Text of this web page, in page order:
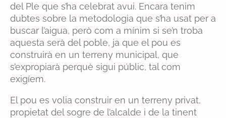
del Ple que s’ha celebrat avui. Encara tenim
dubtes sobre la metodologia que s’ha usat per a
buscar l’aigua, però com a mínim si se’n troba
aquesta serà del poble, ja que el pou es
construirà en un terreny municipal, que
s’expropiarà perquè sigui públic, tal com
exigíem.
El pou es volia construir en un terreny privat,
propietat del sogre de l’alcalde i de la tinent